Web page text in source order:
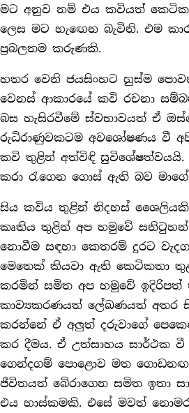
මට අනුව නම් එය කවියත්
ලෙස මට හැඟෙන බැවිනි. එම
ප‍්‍රබලතම කරුණකි.
හතර වෙනි ජයසිංහට හුස්ම
වෙනස් ආකාරයේ කවි රචනා
බස හැසිරවීමේ ස්වභාවයත් ඒ
රුධිරාණුවකටම අවශෝෂණය වී
කවි තුළින් අත්විඳි
කරා රැගෙන ගොස් ඇති බව
සිය කවිය තුළින් නිදහස්
කෘතිය තුළින් අප හමුවේ සනිටුහන්
නොවීම සඳහා කෙතරම් දුරට
මෙතෙක් කියවා ඇති කෙටිකතා
කරමින් සමිත අප හමුවේ ඉදිරිපත්
කාව්‍යකරණයත් ලේඛණයත් අතර
කරන්නේ ඒ අලුත් දරුවාගේ
කර දීමය. ඒ උත්සාහය සාර්ථක
ගෙන්දගම් පොළොව මත
ජීවිතයත් බේරාගෙන සමිත ඉතා
එය හාස්කමකි. එසේ මවත්